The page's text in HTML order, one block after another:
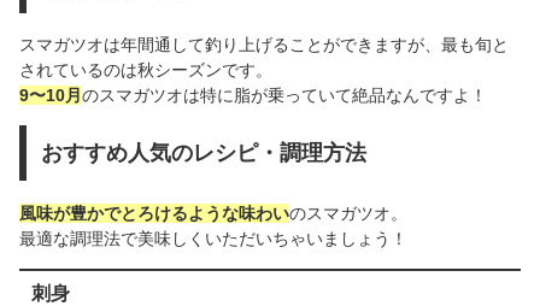
スマガツオは年間通して釣り上げることができますが、最も旬と
されているのは秋シーズンです。
9〜10月 のスマガツオは特に脂が乗っていて絶品なんですよ！
おすすめ人気のレシピ・調理方法
風味が豊かでとろけるような味わいのスマガツオ。
最適な調理法で美味しくいただいちゃいましょう！
刺身